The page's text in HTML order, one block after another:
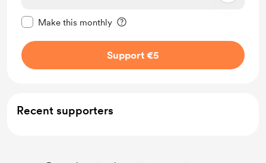
Make this monthly
Support €5
Recent supporters